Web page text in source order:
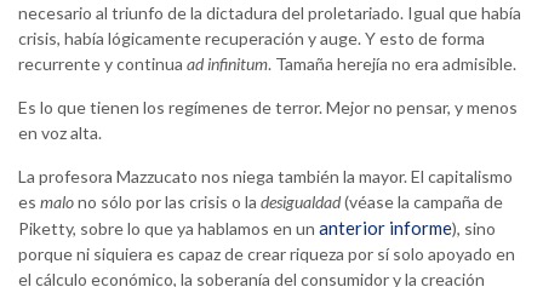
necesario al triunfo de la dictadura del proletariado. Igual que había
crisis, había lógicamente recuperación y auge. Y esto de forma
recurrente y continua ad infinitum. Tamaña herejía no era admisible.
Es lo que tienen los regímenes de terror. Mejor no pensar, y menos
en voz alta.
La profesora Mazzucato nos niega también la mayor. El capitalismo
es malono sólo por las crisis o la desigualdad(véase la campaña de
Piketty, sobre lo que ya hablamos en un anterior informe), sino
porque ni siquiera es capaz de crear riqueza por sí solo apoyado en
el cálculo económico, la soberanía del consumidor y la creación